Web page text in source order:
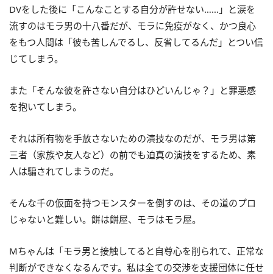
DVをした後に「こんなことする自分が許せない……」と涙を
流すのはモラ男の十八番だが、モラに免疫がなく、かつ良心
をもつ人間は「彼も苦しんでるし、反省してるんだ」とつい信
じてしまう。
また「そんな彼を許さない自分はひどいんじゃ？」と罪悪感
を抱いてしまう。
それは所有物を手放さないための演技なのだが、モラ男は第
三者（家族や友人など）の前でも迫真の演技をするため、素
人は騙されてしまうのだ。
そんな千の仮面を持つモンスターを倒すのは、その道のプロ
じゃないと難しい。餅は餅屋、モラはモラ屋。
Mちゃんは「モラ男と接触してると自尊心を削られて、正常な
判断ができなくなるんです。私は全ての交渉を支援団体に任せ